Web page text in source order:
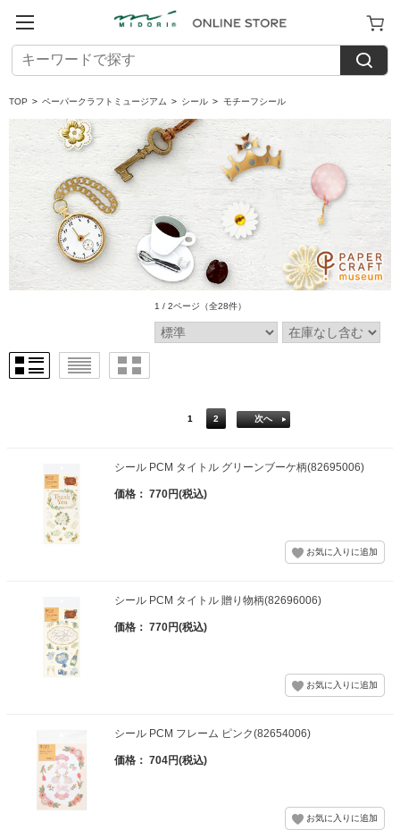
TOP > ペーパークラフトミュージアム > シール > モチーフシール
1 / 2ページ （全28件）
1 2 次へ
シール PCM タイトル グリーンブーケ柄(82695006)
価格： 770円(税込)
シール PCM タイトル 贈り物柄(82696006)
価格： 770円(税込)
シール PCM フレーム ピンク(82654006)
価格： 704円(税込)